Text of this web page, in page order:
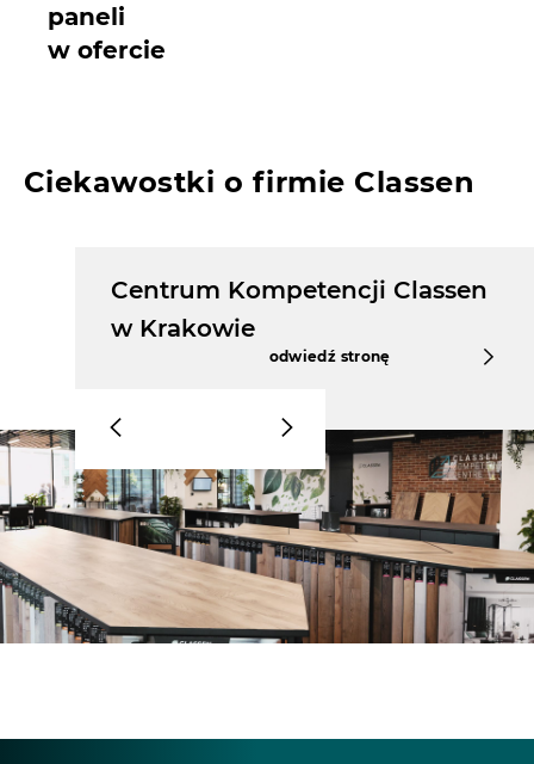
paneli
w ofercie
Ciekawostki o firmie Classen
Centrum Kompetencji Classen
w Krakowie
odwiedź stronę